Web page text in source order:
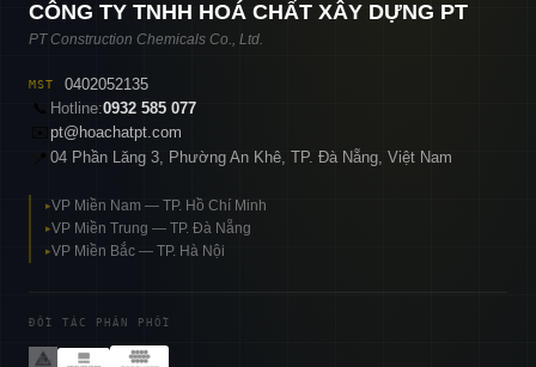
CÔNG TY TNHH HOÁ CHẤT XÂY DỰNG PT
PT Construction Chemicals Co., Ltd.
MST
0402052135
📞 Hotline:0932 585 077
pt@hoachatpt.com
04 Phần Lăng 3, Phường An Khê, TP. Đà Nẵng, Việt Nam
▸VP Miền Nam — TP. Hồ Chí Minh
▸VP Miền Trung — TP. Đà Nẵng
▸VP Miền Bắc — TP. Hà Nội
ĐỐI TÁC PHÂN PHỐI